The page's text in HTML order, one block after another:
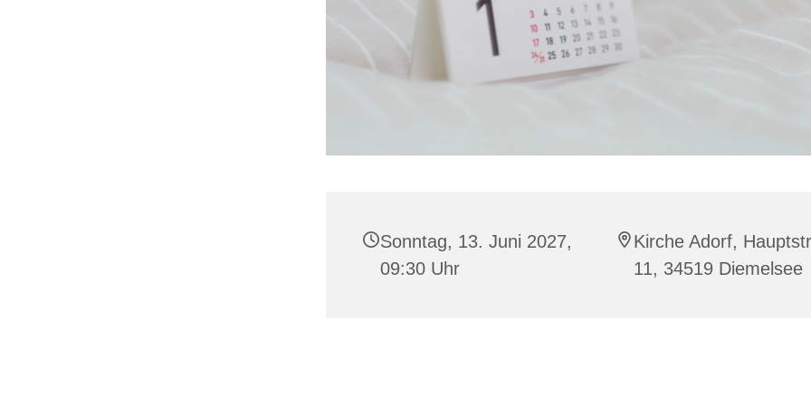
Sonntag, 13. Juni 2027,
09:30 Uhr
Kirche Adorf,
11, 34519 Diemelsee